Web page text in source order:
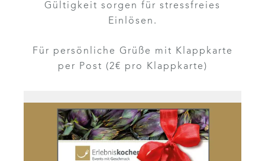
Gültigkeit sorgen für stressfreies
Einlösen.
Für persönliche Grüße mit Klappkarte
per Post (2€ pro Klappkarte)